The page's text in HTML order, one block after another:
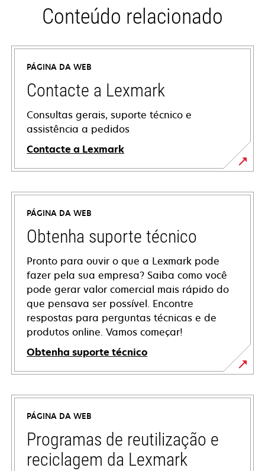
Conteúdo relacionado
PÁGINA DA WEB
Contacte a Lexmark
Consultas gerais, suporte técnico e
assistência a pedidos
Contacte a Lexmark
PÁGINA DA WEB
Obtenha suporte técnico
Pronto para ouvir o que a Lexmark pode
fazer pela sua empresa? Saiba como você
pode gerar valor comercial mais rápido do
que pensava ser possível. Encontre
respostas para perguntas técnicas e de
produtos online. Vamos começar!
Obtenha suporte técnico
abre
em
nova
guia
PÁGINA DA WEB
Programas de reutilização e
reciclagem da Lexmark